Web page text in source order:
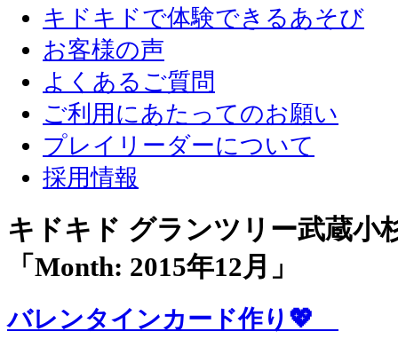
キドキドで体験できるあそび
お客様の声
よくあるご質問
ご利用にあたってのお願い
プレイリーダーについて
採用情報
キドキド グランツリー武蔵
「Month: 2015年12月 」
バレンタインカード作り💖